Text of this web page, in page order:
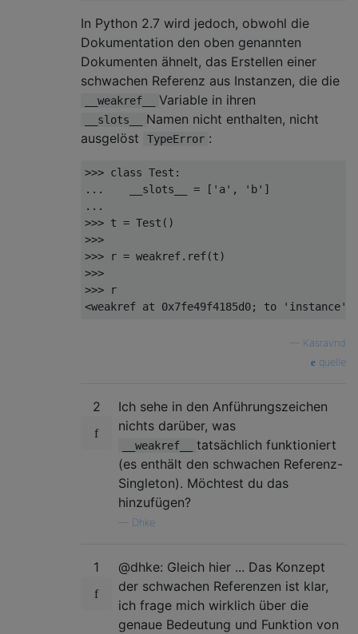
In Python 2.7 wird jedoch, obwohl die
Dokumentation den oben genannten
Dokumenten ähnelt, das Erstellen einer
schwachen Referenz aus Instanzen, die die
__weakref__ Variable in ihren
__slots__
Namen nicht enthalten, nicht
ausgelöst
TypeError :
>>> class Test :
...
   __slots__ = [
'a' , 'b'
...
>>>
>>>
>>>
>>>
>>>
r
<weakref at 0x7fe49f4185d0; to 'instance'
Kasravnd
quelle
2
Ich sehe in den Anführungszeichen
nichts darüber, was
__weakref__
tatsächlich funktioniert
(es enthält den schwachen Referenz-
Singleton). Möchtest du das
hinzufügen?
Dhke
1
@dhke: Gleich hier ... Das Konzept
der schwachen Referenzen ist klar,
ich frage mich wirklich über die
genaue Bedeutung und Funktion von